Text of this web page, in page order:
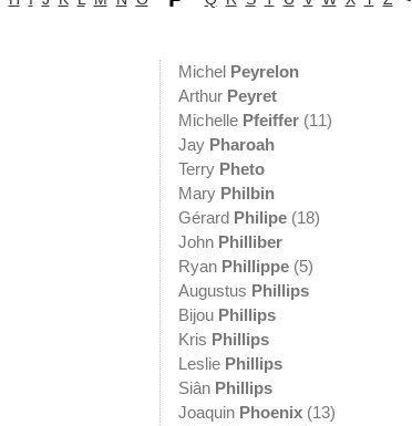
Michel Peyrelon
Arthur Peyret
Michelle Pfeiffer (11)
Jay Pharoah
Terry Pheto
Mary Philbin
Gérard Philipe (18)
John Philliber
Ryan Phillippe (5)
Augustus Phillips
Bijou Phillips
Kris Phillips
Leslie Phillips
Siân Phillips
Joaquin Phoenix (13)